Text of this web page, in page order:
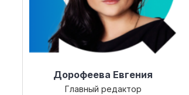
Дорофеева Евгения
Главный редактор